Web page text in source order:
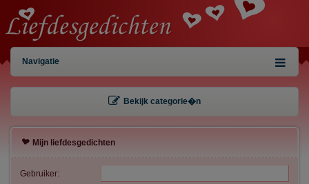
Navigatie
Bekijk categorie�n
Mijn liefdesgedichten
Gebruiker: